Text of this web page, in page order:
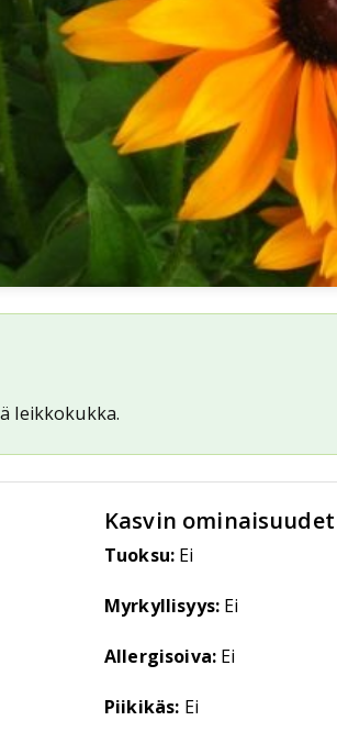
leikkokukka.
Kasvin ominaisuudet
Tuoksu: Ei
Myrkyllisyys: Ei
Allergisoiva: Ei
Piikikäs: Ei